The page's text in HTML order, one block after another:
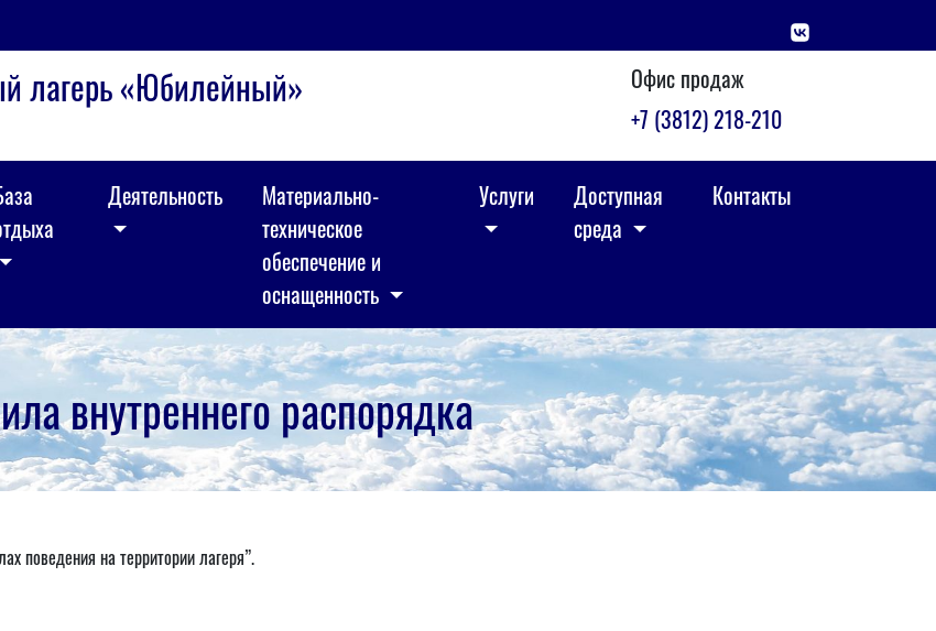
лагерь «Юбилейный»
Офис продаж
+7 (3812) 218-210
Деятельность
Материально-
техническое
обеспечение и
оснащенность
Услуги
Доступная
среда
Контакты
внутреннего распорядка
поведения на территории лагеря”.